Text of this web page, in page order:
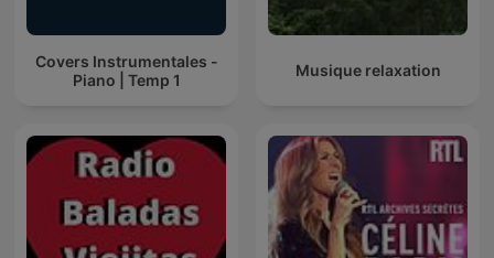
Covers Instrumentales -
Piano | Temp 1
Musique relaxation